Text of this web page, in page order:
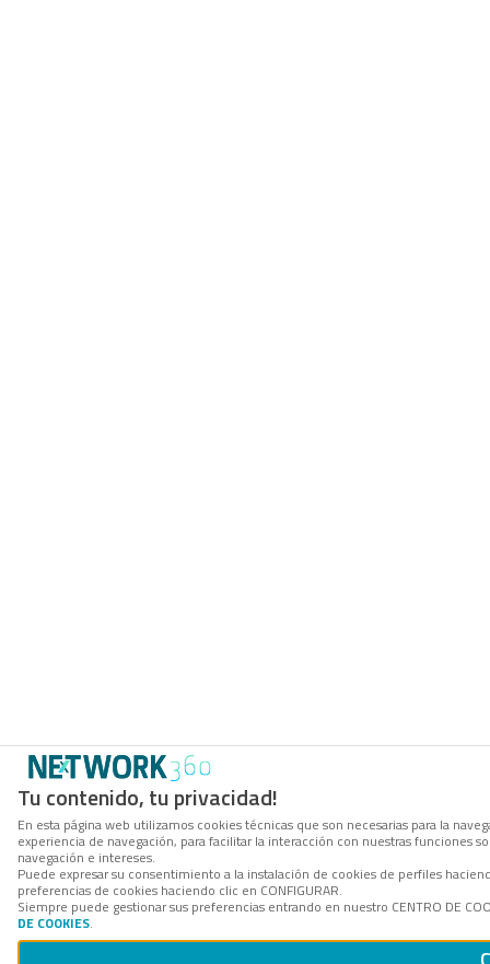
Tu contenido, tu privacidad!
En esta página web utilizamos cookies técnicas que son necesarias para la
experiencia de navegación, para facilitar la interacción con nuestras funciones
navegación e intereses.
Puede expresar su consentimiento a la instalación de cookies de perfiles
preferencias de cookies haciendo clic en CONFIGURAR.
Siempre puede gestionar sus preferencias entrando en nuestro CENTRO DE
DE COOKIES.